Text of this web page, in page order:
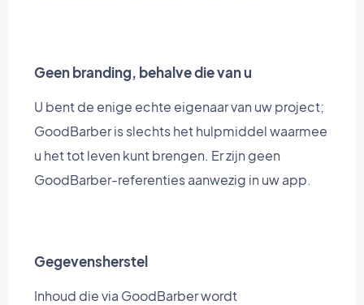
Geen branding, behalve die van u
U bent de enige echte eigenaar van uw project;
GoodBarber is slechts het hulpmiddel waarmee
u het tot leven kunt brengen. Er zijn geen
GoodBarber-referenties aanwezig in uw app.
Gegevensherstel
Inhoud die via GoodBarber wordt